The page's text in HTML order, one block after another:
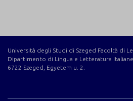
Università degli Studi di Szeged Facoltà di
Dipartimento di Lingua e Letteratura Italiane
6722 Szeged, Egyetem u. 2.